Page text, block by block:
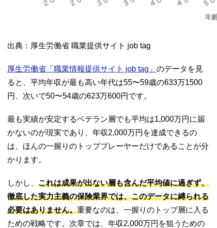
出典：厚生労働省 職業提供サイト job tag
厚生労働省「職業情報提供サイト job tag」 のデータを見
ると、平均年収が最も高い年代は55〜59歳の633万1500
円、次いで50〜54歳の623万600円です。
最も実績が安定するベテラン層でも平均は1,000万円に届
かないのが現実であり、年収2,000万円を達成できるの
は、ほんの一握りのトッププレーヤーだけであることが分
かります。
しかし、 これは成果が出ない層も含んだ平均値に過ぎず、
徹底した実力主義の保険業界では、このデータに縛られる
必要はありません。重要なのは、一握りのトップ層に入る
ための戦略です。次章では、年収2,000万円を狙うための